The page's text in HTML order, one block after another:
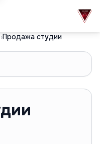
›Продажа студии
1/10